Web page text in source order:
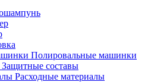
Полировальные машинки
Защитные составы
Расходные материалы